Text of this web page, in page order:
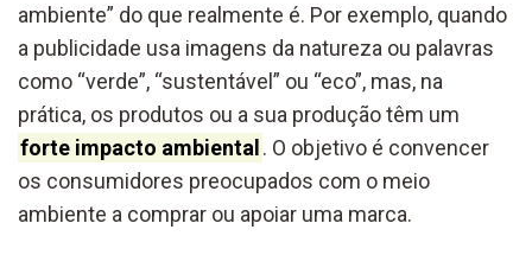
ambiente” do que realmente é. Por exemplo, quando
a publicidade usa imagens da natureza ou palavras
como “verde”, “sustentável” ou “eco”, mas, na
prática, os produtos ou a sua produção têm um
forte impacto ambiental. O objetivo é convencer
os consumidores preocupados com o meio
ambiente a comprar ou apoiar uma marca.